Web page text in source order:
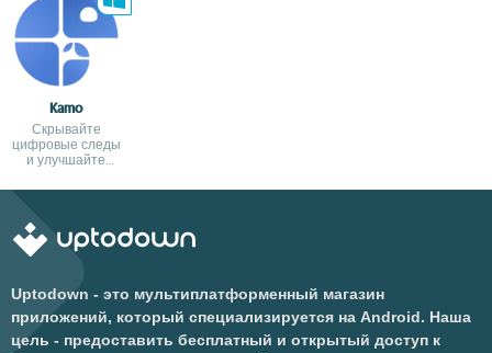
Kamo
Скрывайте
цифровые следы
и улучшайте
Uptodown - это мультиплатформенный магазин
приложений, который специализируется на Android. Наша
цель - предоставить бесплатный и открытый доступ к